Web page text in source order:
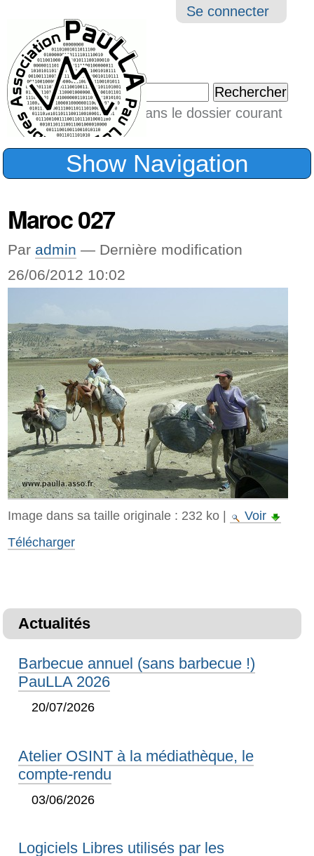
Outils
Se connecter
Chercher par
Seulement dans le dossier courant
Recherche
Show Navigation
Maroc 027
Par admin — Dernière modification
26/06/2012 10:02
Image dans sa taille originale : 232 ko|
Voir
Télécharger
Actualités
Barbecue annuel (sans barbecue !)
PauLLA 2026
20/07/2026
Atelier OSINT à la médiathèque, le
compte-rendu
03/06/2026
Logiciels Libres utilisés par les